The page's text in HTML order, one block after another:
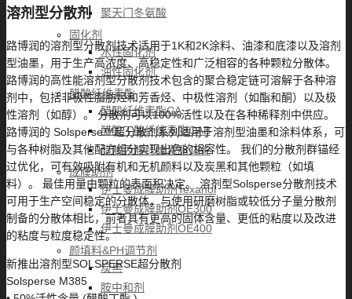
聚天门冬氨酸
固化剂
水性固化剂
油性固化剂
醋酸纤维素酯
醋酸纤维素酯CA
醋酸丁酸纤维素酯CAB
醋酸丙酸纤维素酯CAP
成膜助剂
伊士曼成膜助剂Texanol
伊士曼成膜助剂OE300
伊士曼成膜助剂OE400
颜填料&PH调节剂
炭黑
胺中和剂
溶剂型分散剂
路博润的溶剂型分散剂技术适用于1K和2K涂料、油漆和底漆以及溶剂
型油墨，用于生产高浓度、高稳定性和广泛相容的各种颗粒分散体。
路博润的高性能溶剂型分散剂技术包含的聚合稳定链可溶解于各种溶
剂中，包括非极性脂肪烃和芳香烃、中极性溶剂（如酯和酮）以及极
性溶剂（如醇）。 分散剂可以100%活性以及在各种稀释剂中供应。
路博润的 Solsperse™超分散剂系列适用于溶剂型油墨和涂料体系，可
与各种树脂及其他配方组分实现出色的相容性。 我们的分散剂群锚经
过优化，可有效吸附有机和无机颜料以及炭黑和其他颗粒（如填
料）。 最佳用量由颗粒的表面积决定。 溶剂型Solsperse分散剂技术
可用于生产空间稳定的分散体，与使用研磨树脂或较低分子量分散剂
制备的分散体相比，前者具有更高的固体含量、更低的粘度以及改进
的粘度与粒度稳定性。
新推出溶剂型SOLSPERSE超分散剂
Solsperse M385